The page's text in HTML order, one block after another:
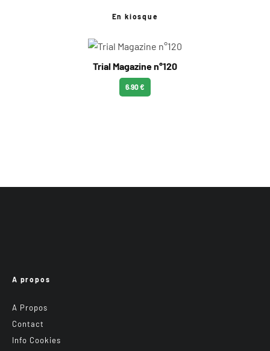
En kiosque
Trial Magazine n°120
6.90 €
A propos
A Propos
Contact
Info Cookies